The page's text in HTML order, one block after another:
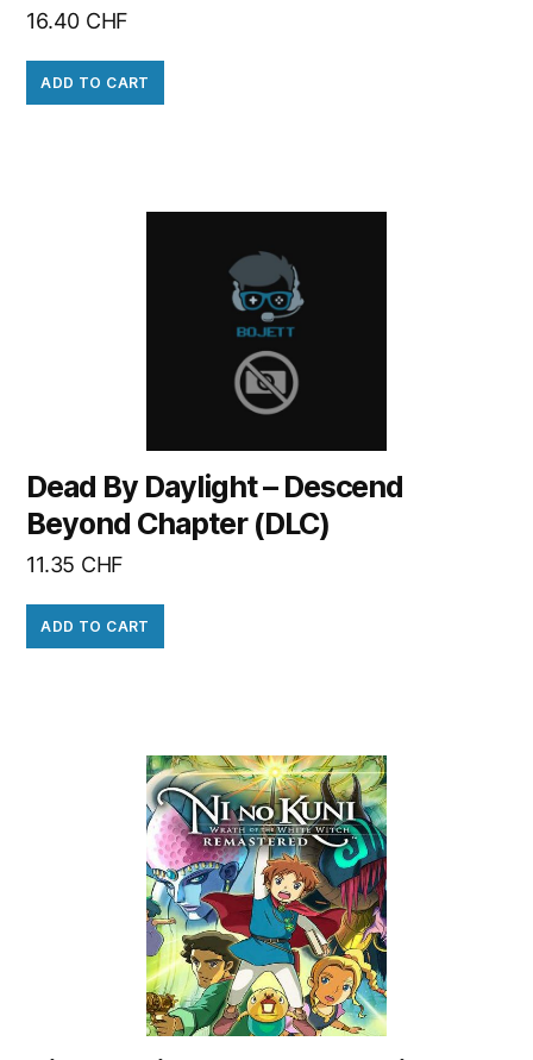
16.40 CHF
ADD TO CART
Dead By Daylight – Descend
Beyond Chapter (DLC)
11.35 CHF
ADD TO CART